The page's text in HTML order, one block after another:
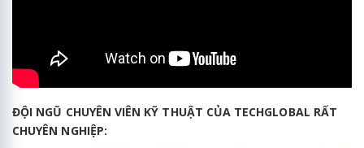
ĐỘI NGŨ CHUYÊN VIÊN KỸ THUẬT CỦA TECHGLOBAL RẤT
CHUYÊN NGHIỆP: